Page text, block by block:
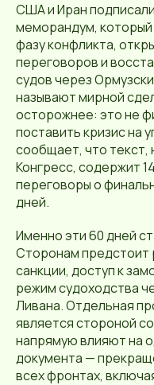
США и Иран
меморандум,
фазу конфликта,
переговоров и
судов через
называют мирной
осторожнее: это не
поставить кризис на
сообщает, что
Конгресс, содержит
переговоры о
дней.
Именно эти 60 дней
Сторонам предстоит
санкции, доступ к
режим судоходства
Ливана. Отдельная
является стороной
напрямую влияют на
документа —
всех фронтах,